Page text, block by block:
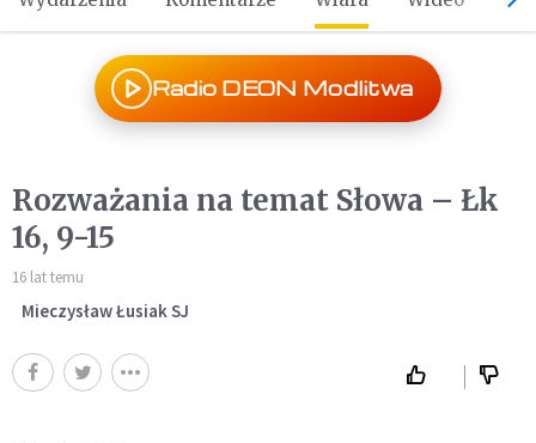
Radio DEON Modlitwa
Rozważania na temat Słowa – Łk
16, 9-15
16 lat temu
Mieczysław Łusiak SJ